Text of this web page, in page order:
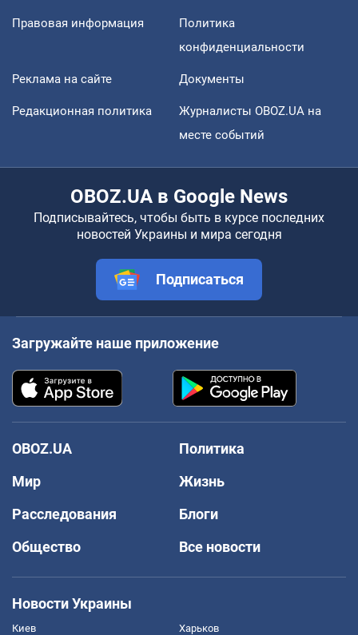
Правовая информация
Политика
конфиденциальности
Реклама на сайте Документы
Редакционная политика
Журналисты OBOZ.UA на
месте событий
OBOZ.UA в Google News
Подписывайтесь, чтобы быть в курсе последних
новостей Украины и мира сегодня
Подписаться
Загружайте наше приложение
OBOZ.UA
Политика
Мир
Жизнь
Расследования
Блоги
Общество
Все новости
Новости Украины
Киев Харьков